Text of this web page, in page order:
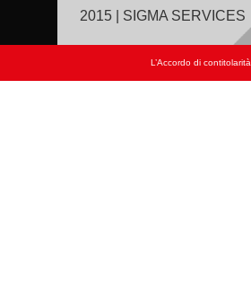
2015 | SIGMA SERVICES
L’Accordo di contitolarità